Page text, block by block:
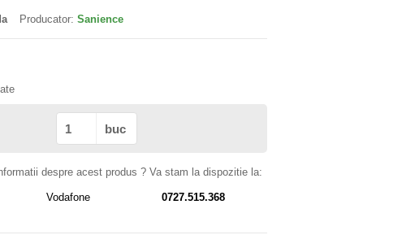
Producator: Sanience
buc
despre acest produs ? Va stam la dispozitie la:
Vodafone
0727.515.368